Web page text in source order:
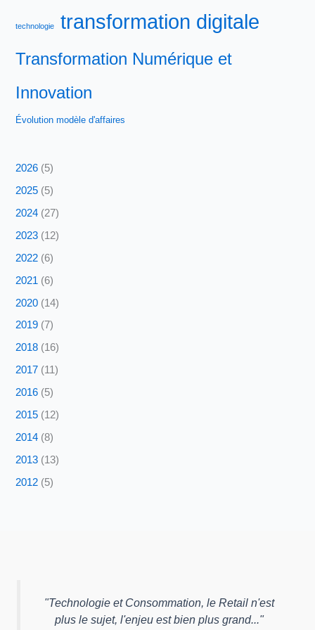
technologie transformation digitale
Transformation Numérique et
Innovation
Évolution modèle d'affaires
2026 (5)
2025 (5)
2024 (27)
2023 (12)
2022 (6)
2021 (6)
2020 (14)
2019 (7)
2018 (16)
2017 (11)
2016 (5)
2015 (12)
2014 (8)
2013 (13)
2012 (5)
"Technologie et Consommation, le Retail n'est
plus le sujet, l'enjeu est bien plus grand... "